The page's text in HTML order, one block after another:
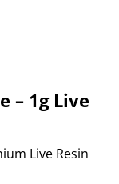
– 1g Live
Live Resin